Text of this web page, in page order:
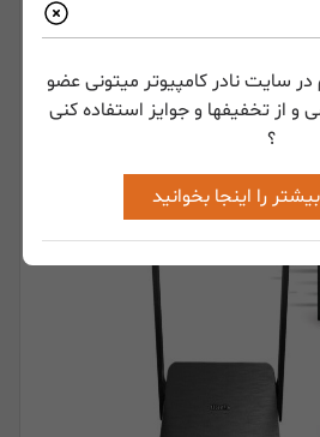
سایت نادر کامپیوتر میتونی عضو
و از تخفیفها و جوایز استفاده کنی
؟
را اینجا بخوانید